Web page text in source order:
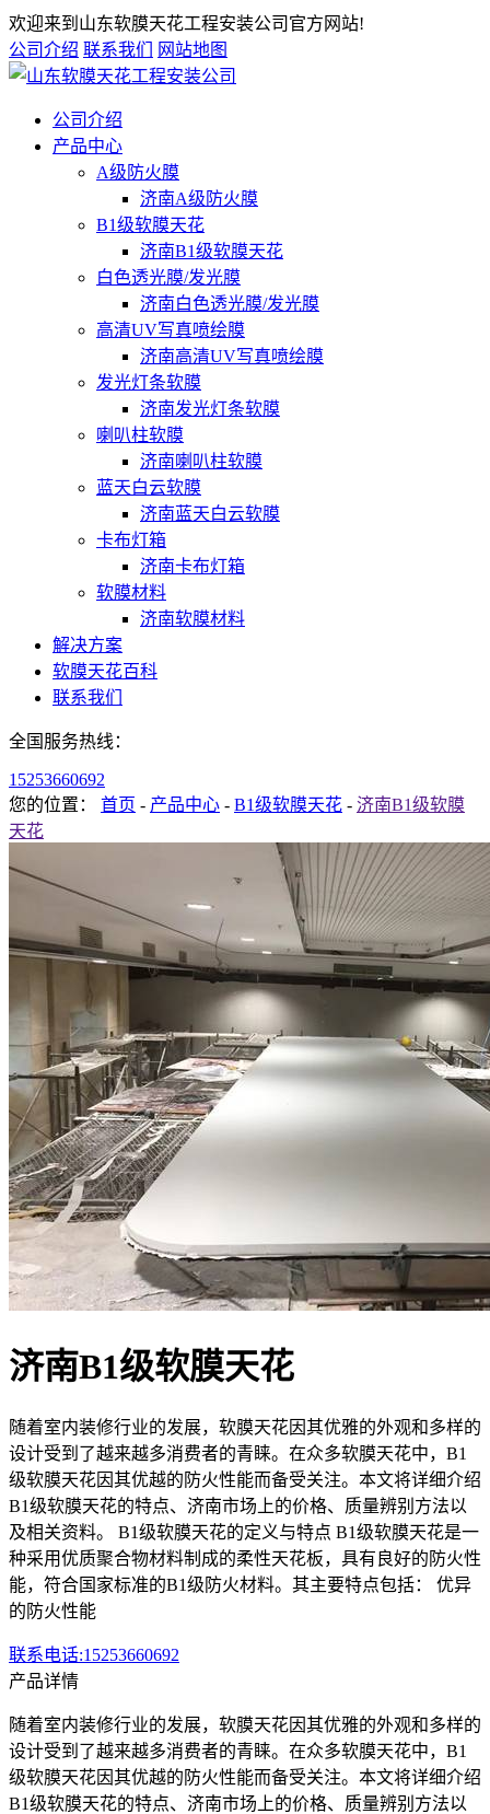
欢迎来到山东软膜天花工程安装公司官方网站!
公司介绍 联系我们 网站地图
公司介绍
产品中心
A级防火膜
济南A级防火膜
B1级软膜天花
济南B1级软膜天花
白色透光膜/发光膜
济南白色透光膜/发光膜
高清UV写真喷绘膜
济南高清UV写真喷绘膜
发光灯条软膜
济南发光灯条软膜
喇叭柱软膜
济南喇叭柱软膜
蓝天白云软膜
济南蓝天白云软膜
卡布灯箱
济南卡布灯箱
软膜材料
济南软膜材料
解决方案
软膜天花百科
联系我们
全国服务热线：
15253660692
您的位置： 首页 - 产品中心 - B1级软膜天花 - 济南B1级软膜
天花
济南B1级软膜天花
随着室内装修行业的发展，软膜天花因其优雅的外观和多样的
设计受到了越来越多消费者的青睐。在众多软膜天花中，B1
级软膜天花因其优越的防火性能而备受关注。本文将详细介绍
B1级软膜天花的特点、济南市场上的价格、质量辨别方法以
及相关资料。 B1级软膜天花的定义与特点 B1级软膜天花是一
种采用优质聚合物材料制成的柔性天花板，具有良好的防火性
能，符合国家标准的B1级防火材料。其主要特点包括： 优异
的防火性能
联系电话:15253660692
产品详情
随着室内装修行业的发展，软膜天花因其优雅的外观和多样的
设计受到了越来越多消费者的青睐。在众多软膜天花中，B1
级软膜天花因其优越的防火性能而备受关注。本文将详细介绍
B1级软膜天花的特点、济南市场上的价格、质量辨别方法以